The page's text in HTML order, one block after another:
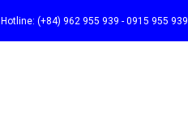
Hotline: (+84) 962 955 939 - 0915 955 939